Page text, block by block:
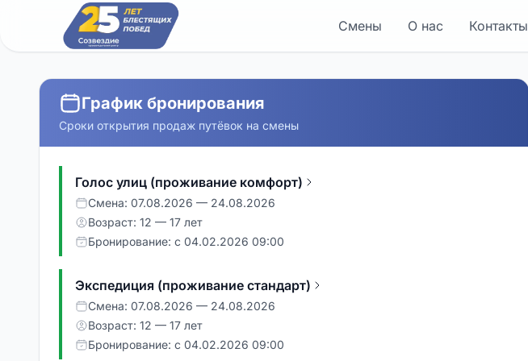
Смены О нас Контакты
График бронирования
Сроки открытия продаж путёвок на смены
Голос улиц (проживание комфорт)
Смена: 07.08.2026 — 24.08.2026
Возраст: 12 — 17 лет
Бронирование: с 04.02.2026 09:00
Экспедиция (проживание стандарт)
Смена: 07.08.2026 — 24.08.2026
Возраст: 12 — 17 лет
Бронирование: с 04.02.2026 09:00